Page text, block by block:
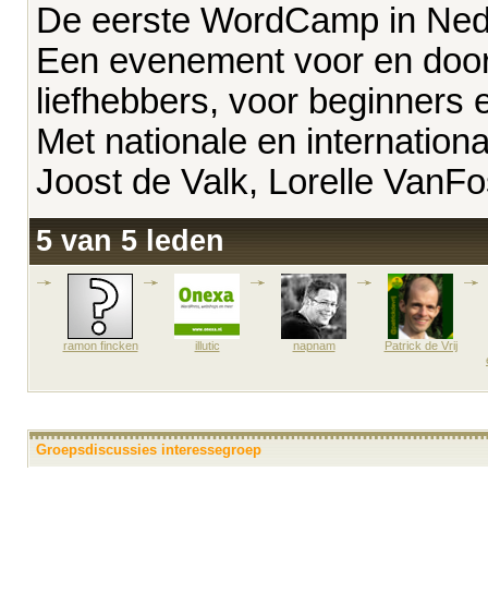
De eerste WordCamp in
Een evenement voor en
liefhebbers, voor beginners
Met nationale en
Joost de Valk, Lorelle
5 van 5 leden
ramon fincken illutic napnam
Patrick de Vrij
Groepsdiscussies interessegroep